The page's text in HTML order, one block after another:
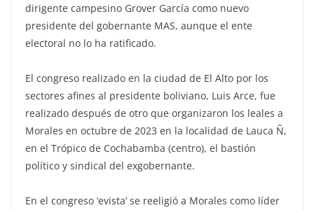
dirigente campesino Grover García como nuevo
presidente del gobernante MAS, aunque el ente
electoral no lo ha ratificado.
El congreso realizado en la ciudad de El Alto por los
sectores afines al presidente boliviano, Luis Arce, fue
realizado después de otro que organizaron los leales a
Morales en octubre de 2023 en la localidad de Lauca Ñ,
en el Trópico de Cochabamba (centro), el bastión
político y sindical del exgobernante.
En el congreso ‘evista’ se reeligió a Morales como líder